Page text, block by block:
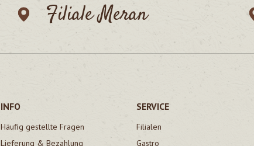
Filiale Meran
INFO
Häufig gestellte Fragen
Lieferung & Bezahlung
SERVICE
Filialen
Gastro